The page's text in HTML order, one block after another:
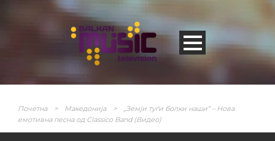
Почетна > Македонија >
„Земји туѓи болки наши“ – Нова
емотивна песна од Classico Band (Видео)